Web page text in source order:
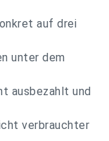
auf drei
unter dem
ausbezahlt und
verbrauchter